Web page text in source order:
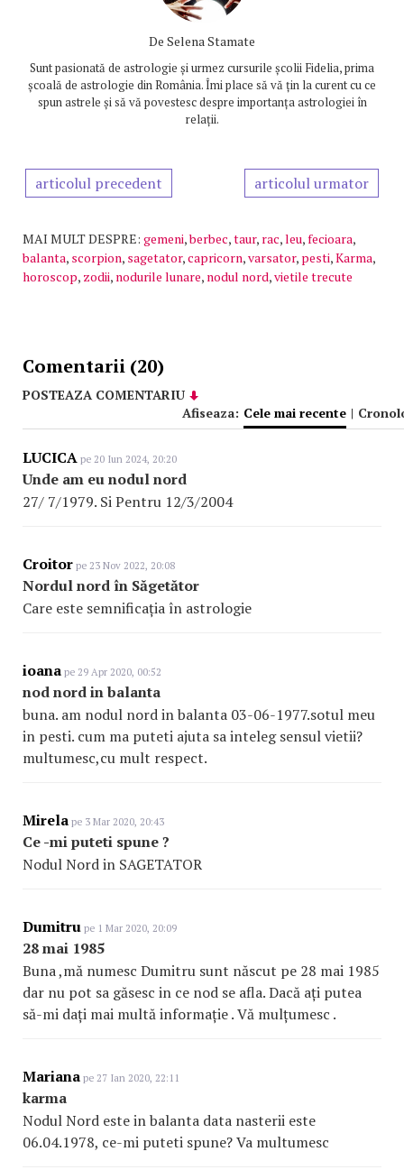
De Selena Stamate
Sunt pasionată de astrologie și urmez cursurile școlii Fidelia, prima
școală de astrologie din România. Îmi place să vă țin la curent cu ce
spun astrele și să vă povestesc despre importanța astrologiei în
relații.
articolul precedent articolul urmator
MAI MULT DESPRE: gemeni,berbec,taur, rac,leu,fecioara,
balanta, scorpion, sagetator,capricorn,varsator, pesti,Karma,
horoscop, zodii, nodurile lunare, nodul nord,vietile trecute
Comentarii (20)
POSTEAZA COMENTARIU
Afiseaza: Cele mai recente |
LUCICA pe 20 Iun 2024, 20:20
Unde am eu nodul nord
27/ 7/1979. Si Pentru 12/3/2004
Croitor pe 23 Nov 2022, 20:08
Nordul nord în Săgetător
Care este semnificația în astrologie
ioana pe 29 Apr 2020, 00:52
nod nord in balanta
buna. am nodul nord in balanta 03-06-1977.sotul meu
in pesti. cum ma puteti ajuta sa inteleg sensul vietii?
multumesc,cu mult respect.
Mirela pe 3 Mar 2020, 20:43
Ce -mi puteti spune ?
Nodul Nord in SAGETATOR
Dumitru pe 1 Mar 2020, 20:09
28 mai 1985
Buna ,mă numesc Dumitru sunt născut pe 28 mai 1985
dar nu pot sa găsesc in ce nod se afla. Dacă ați putea
să-mi dați mai multă informație . Vă mulțumesc .
Mariana pe 27 Ian 2020, 22:11
karma
Nodul Nord este in balanta data nasterii este
06.04.1978, ce-mi puteti spune? Va multumesc